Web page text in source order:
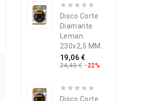
Disco Corte
Diamante
Leman
230x2,5 MM.
19,06 €
base
24,43 € -22%
Disco Corte